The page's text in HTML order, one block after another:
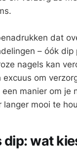
dat
– óók dip
nagels kan
excuus om
manier om je
langer mooi te
wat